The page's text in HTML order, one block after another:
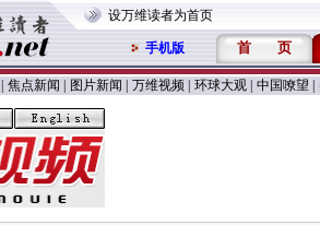
设万维读者为首页
手机版 首 页
焦点新闻 图片新闻 万维视频 环球大观 中国嘹望